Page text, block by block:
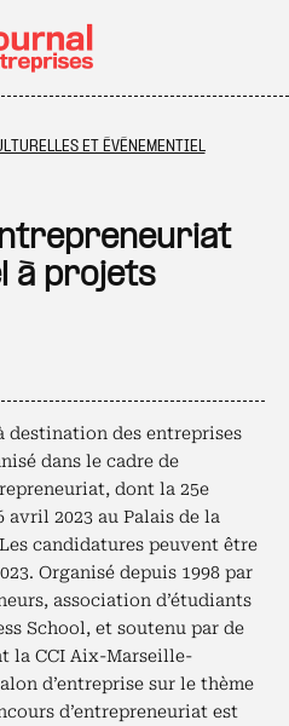
ET ÉVÉNEMENTIEL
à projets
destination des entreprises
dans le cadre de
dont la 25e
2023 au Palais de la
candidatures peuvent être
Organisé depuis 1998 par
association d’étudiants
School, et soutenu par de
la CCI Aix-Marseille-
d’entreprise sur le thème
d’entrepreneuriat est